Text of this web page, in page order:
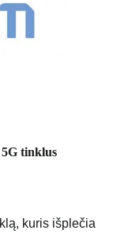
tinklus
kuris išplečia